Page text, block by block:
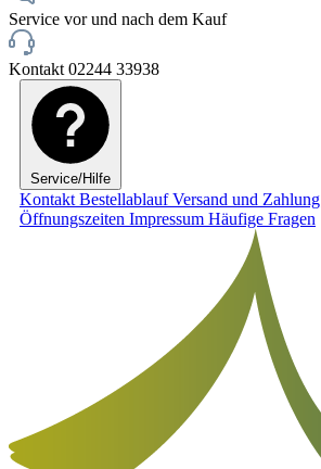
Service vor und nach dem Kauf
Kontakt 02244 33938
Service/Hilfe
Kontakt BestellablaufVersand und Zahlung
Öffnungszeiten Impressum Häufige Fragen